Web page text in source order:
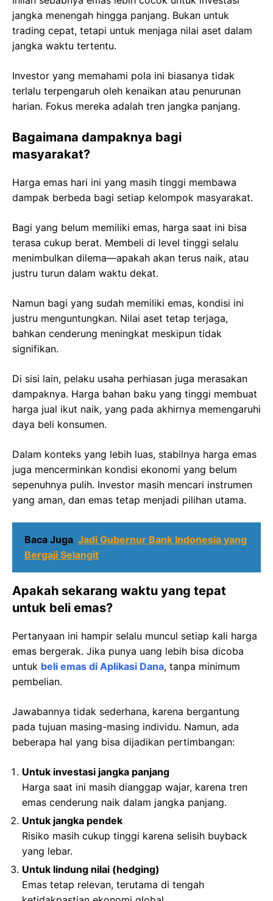
jangka menengah hingga panjang. Bukan untuk
trading cepat, tetapi untuk menjaga nilai aset dalam
jangka waktu tertentu.
Investor yang memahami pola ini biasanya tidak
terlalu terpengaruh oleh kenaikan atau penurunan
harian. Fokus mereka adalah tren jangka panjang.
Bagaimana dampaknya bagi
masyarakat?
Harga emas hari ini yang masih tinggi membawa
dampak berbeda bagi setiap kelompok masyarakat.
Bagi yang belum memiliki emas, harga saat ini bisa
terasa cukup berat. Membeli di level tinggi selalu
menimbulkan dilema—apakah akan terus naik, atau
justru turun dalam waktu dekat.
Namun bagi yang sudah memiliki emas, kondisi ini
justru menguntungkan. Nilai aset tetap terjaga,
bahkan cenderung meningkat meskipun tidak
signifikan.
Di sisi lain, pelaku usaha perhiasan juga merasakan
dampaknya. Harga bahan baku yang tinggi membuat
harga jual ikut naik, yang pada akhirnya memengaruhi
daya beli konsumen.
Dalam konteks yang lebih luas, stabilnya harga emas
juga mencerminkan kondisi ekonomi yang belum
sepenuhnya pulih. Investor masih mencari instrumen
yang aman, dan emas tetap menjadi pilihan utama.
Baca Juga Jadi Gubernur Bank Indonesia yang
Bergaji Selangit
Apakah sekarang waktu yang tepat
untuk beli emas?
Pertanyaan ini hampir selalu muncul setiap kali harga
emas bergerak. Jika punya uang lebih bisa dicoba
untuk beli emas di Aplikasi Dana, tanpa minimum
pembelian.
Jawabannya tidak sederhana, karena bergantung
pada tujuan masing-masing individu. Namun, ada
beberapa hal yang bisa dijadikan pertimbangan:
Untuk investasi jangka panjang
Harga saat ini masih dianggap wajar, karena tren
emas cenderung naik dalam jangka panjang.
Untuk jangka pendek
Risiko masih cukup tinggi karena selisih buyback
yang lebar.
Untuk lindung nilai (hedging)
Emas tetap relevan, terutama di tengah